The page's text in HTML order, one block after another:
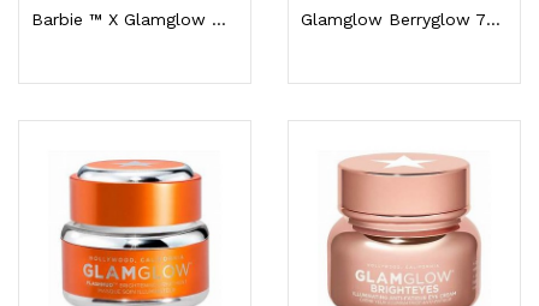
Barbie ™ X Glamglow Masque De Traitement Au... Glamglow Berryglow 75ML